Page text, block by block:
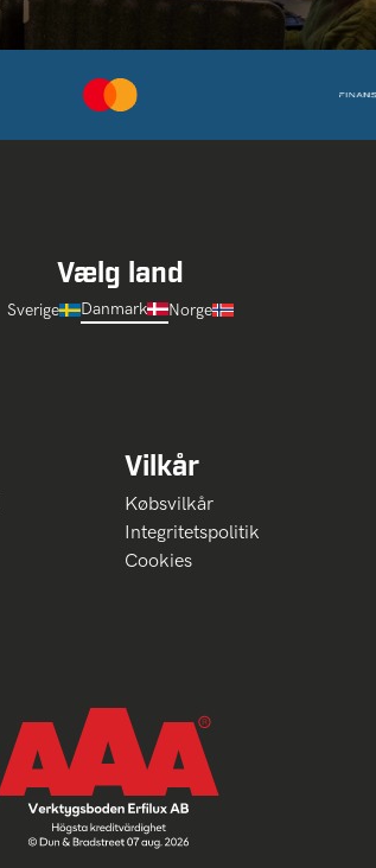
Vælg land
Sverige Danmark Norge
Vilkår
Købsvilkår
Integritetspolitik
Cookies